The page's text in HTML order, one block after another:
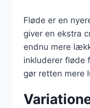
Fløde er en
giver en ekstra
endnu mere
inkluderer fløde
gør retten mere